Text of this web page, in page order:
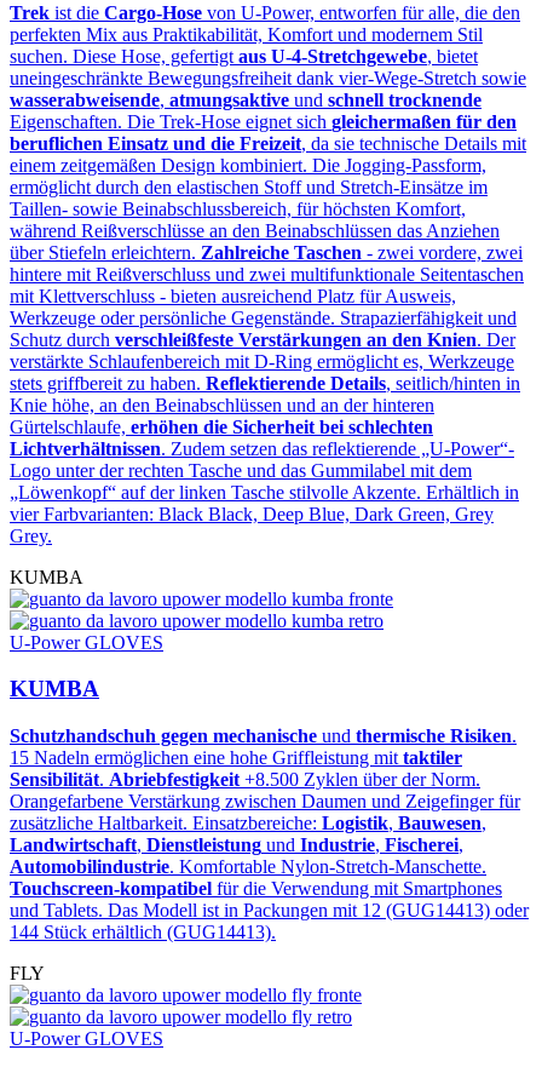
Trek ist die Cargo-Hose von U‑Power, entworfen für alle, die den
perfekten Mix aus Praktikabilität, Komfort und modernem Stil
suchen. Diese Hose, gefertigt aus U‑4‑Stretchgewebe, bietet
uneingeschränkte Bewegungsfreiheit dank vier‑Wege‑Stretch sowie
wasserabweisende, atmungsaktive und schnell trocknende
Eigenschaften. Die Trek-Hose eignet sich gleichermaßen für den
beruflichen Einsatz und die Freizeit, da sie technische Details mit
einem zeitgemäßen Design kombiniert. Die Jogging-Passform,
ermöglicht durch den elastischen Stoff und Stretch-Einsätze im
Taillen- sowie Beinabschlussbereich, für höchsten Komfort,
während Reißverschlüsse an den Beinabschlüssen das Anziehen
über Stiefeln erleichtern. Zahlreiche Taschen - zwei vordere, zwei
hintere mit Reißverschluss und zwei multifunktionale Seitentaschen
mit Klettverschluss - bieten ausreichend Platz für Ausweis,
Werkzeuge oder persönliche Gegenstände. Strapazierfähigkeit und
Schutz durch verschleißfeste Verstärkungen an den Knien. Der
verstärkte Schlaufenbereich mit D‑Ring ermöglicht es, Werkzeuge
stets griffbereit zu haben. Reflektierende Details, seitlich/hinten in
Knie höhe, an den Beinabschlüssen und an der hinteren
Gürtelschlaufe, erhöhen die Sicherheit bei schlechten
Lichtverhältnissen. Zudem setzen das reflektierende „U‑Power“-
Logo unter der rechten Tasche und das Gummilabel mit dem
„Löwenkopf“ auf der linken Tasche stilvolle Akzente. Erhältlich in
vier Farbvarianten: Black Black, Deep Blue, Dark Green, Grey
Grey.
KUMBA
U-Power GLOVES
KUMBA
Schutzhandschuh gegen mechanische und thermische Risiken.
15 Nadeln ermöglichen eine hohe Griffleistung mit taktiler
Sensibilität. Abriebfestigkeit +8.500 Zyklen über der Norm.
Orangefarbene Verstärkung zwischen Daumen und Zeigefinger für
zusätzliche Haltbarkeit. Einsatzbereiche: Logistik, Bauwesen,
Landwirtschaft, Dienstleistung und Industrie, Fischerei,
Automobilindustrie. Komfortable Nylon-Stretch-Manschette.
Touchscreen-kompatibel für die Verwendung mit Smartphones
und Tablets. Das Modell ist in Packungen mit 12 (GUG14413) oder
144 Stück erhältlich (GUG14413).
FLY
U-Power GLOVES